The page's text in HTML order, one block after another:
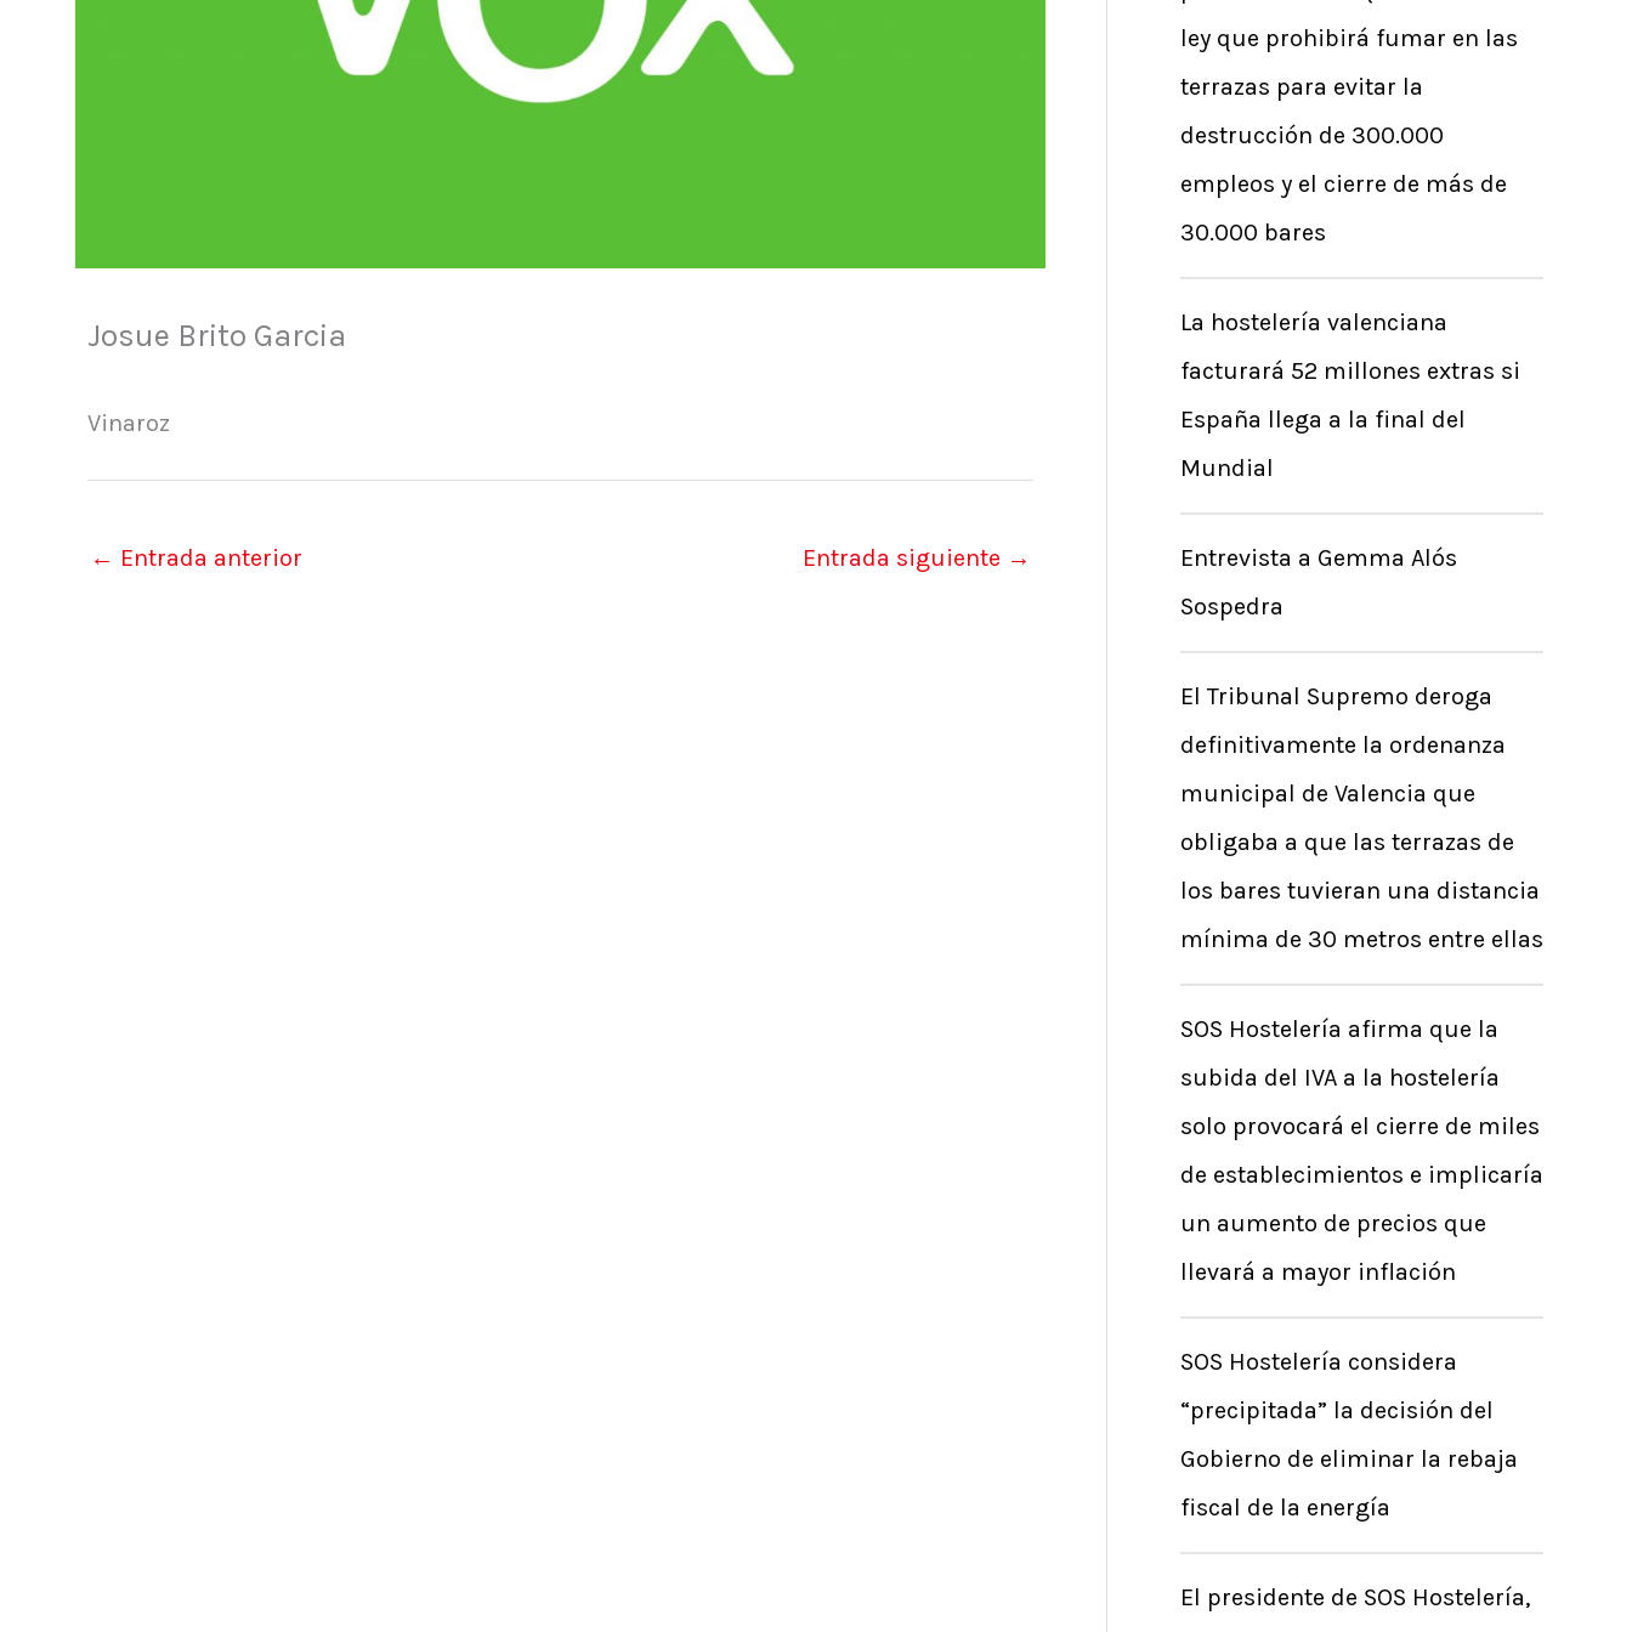
Josue Brito Garcia
Vinaroz
← Entrada anterior Entrada siguiente →
r
p
o
r
:
ley que prohibirá fumar en las
terrazas para evitar la
destrucción de 300.000
empleos y el cierre de más de
30.000 bares
La hostelería valenciana
facturará 52 millones extras si
España llega a la final del
Mundial
Entrevista a Gemma Alós
Sospedra
El Tribunal Supremo deroga
definitivamente la ordenanza
municipal de Valencia que
obligaba a que las terrazas de
los bares tuvieran una distancia
mínima de 30 metros entre ellas
SOS Hostelería afirma que la
subida del IVA a la hostelería
solo provocará el cierre de miles
de establecimientos e implicaría
un aumento de precios que
llevará a mayor inflación
SOS Hostelería considera
“precipitada” la decisión del
Gobierno de eliminar la rebaja
fiscal de la energía
El presidente de SOS Hostelería,